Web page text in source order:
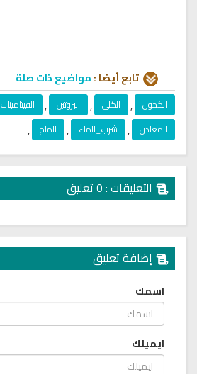
تابع أيضا :مواضيع ذات صلة
الكحول , الكلى , البروتين , الفيتامينات
المعادن , شرب_الماء , الملح ,
التعليقات : 0 تعليق
إضافة تعليق
اسمك
ايميلك